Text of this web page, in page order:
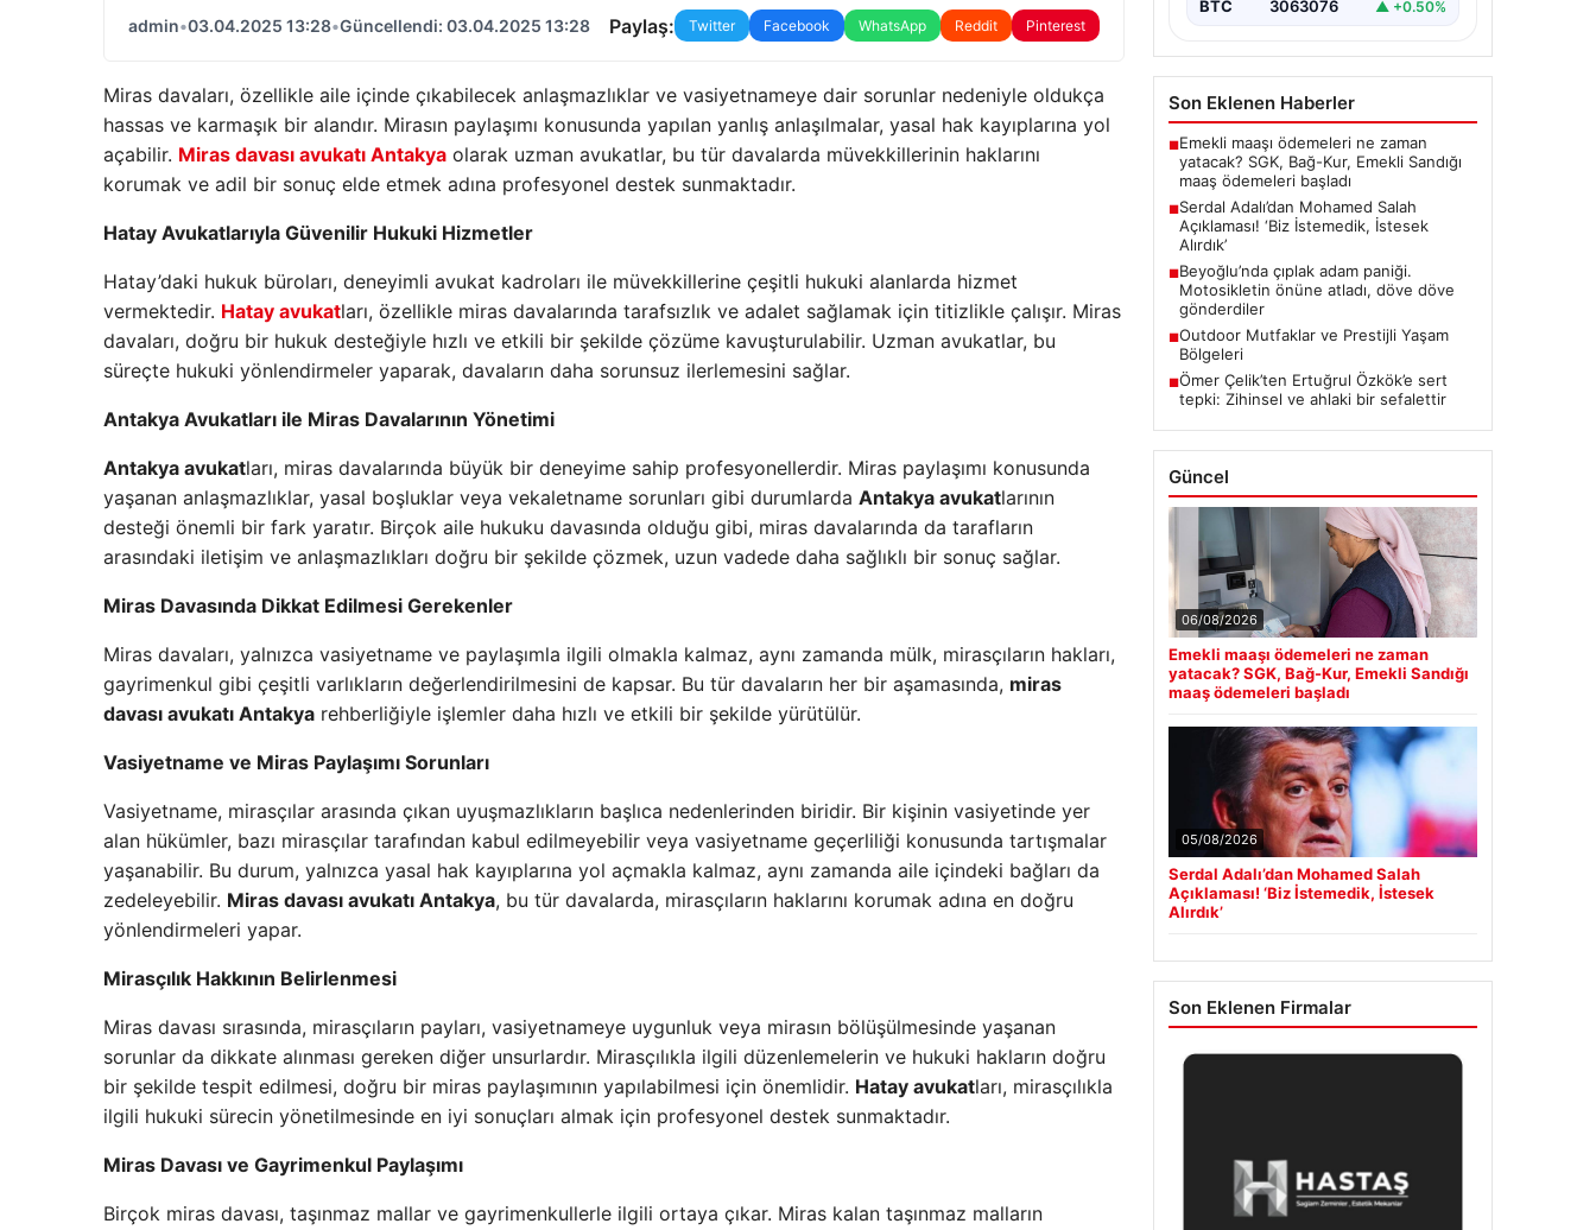
admin•03.04.2025 13:28•Güncellendi: 03.04.2025 13:28 Paylaş: Twitter Facebook WhatsApp Reddit Pinterest
Miras davaları, özellikle aile içinde çıkabilecek anlaşmazlıklar ve vasiyetnameye dair sorunlar nedeniyle oldukça
hassas ve karmaşık bir alandır. Mirasın paylaşımı konusunda yapılan yanlış anlaşılmalar, yasal hak kayıplarına yol
açabilir. Miras davası avukatı Antakya olarak uzman avukatlar, bu tür davalarda müvekkillerinin haklarını
korumak ve adil bir sonuç elde etmek adına profesyonel destek sunmaktadır.
Hatay Avukatlarıyla Güvenilir Hukuki Hizmetler
Hatay’daki hukuk büroları, deneyimli avukat kadroları ile müvekkillerine çeşitli hukuki alanlarda hizmet
vermektedir. Hatay avukatları, özellikle miras davalarında tarafsızlık ve adalet sağlamak için titizlikle çalışır. Miras
davaları, doğru bir hukuk desteğiyle hızlı ve etkili bir şekilde çözüme kavuşturulabilir. Uzman avukatlar, bu
süreçte hukuki yönlendirmeler yaparak, davaların daha sorunsuz ilerlemesini sağlar.
Antakya Avukatları ile Miras Davalarının Yönetimi
Antakya avukatları, miras davalarında büyük bir deneyime sahip profesyonellerdir. Miras paylaşımı konusunda
yaşanan anlaşmazlıklar, yasal boşluklar veya vekaletname sorunları gibi durumlarda Antakya avukatlarının
desteği önemli bir fark yaratır. Birçok aile hukuku davasında olduğu gibi, miras davalarında da tarafların
arasındaki iletişim ve anlaşmazlıkları doğru bir şekilde çözmek, uzun vadede daha sağlıklı bir sonuç sağlar.
Miras Davasında Dikkat Edilmesi Gerekenler
Miras davaları, yalnızca vasiyetname ve paylaşımla ilgili olmakla kalmaz, aynı zamanda mülk, mirasçıların hakları,
gayrimenkul gibi çeşitli varlıkların değerlendirilmesini de kapsar. Bu tür davaların her bir aşamasında, miras
davası avukatı Antakya rehberliğiyle işlemler daha hızlı ve etkili bir şekilde yürütülür.
Vasiyetname ve Miras Paylaşımı Sorunları
Vasiyetname, mirasçılar arasında çıkan uyuşmazlıkların başlıca nedenlerinden biridir. Bir kişinin vasiyetinde yer
alan hükümler, bazı mirasçılar tarafından kabul edilmeyebilir veya vasiyetname geçerliliği konusunda tartışmalar
yaşanabilir. Bu durum, yalnızca yasal hak kayıplarına yol açmakla kalmaz, aynı zamanda aile içindeki bağları da
zedeleyebilir. Miras davası avukatı Antakya, bu tür davalarda, mirasçıların haklarını korumak adına en doğru
yönlendirmeleri yapar.
Mirasçılık Hakkının Belirlenmesi
Miras davası sırasında, mirasçıların payları, vasiyetnameye uygunluk veya mirasın bölüşülmesinde yaşanan
sorunlar da dikkate alınması gereken diğer unsurlardır. Mirasçılıkla ilgili düzenlemelerin ve hukuki hakların doğru
bir şekilde tespit edilmesi, doğru bir miras paylaşımının yapılabilmesi için önemlidir. Hatay avukatları, mirasçılıkla
ilgili hukuki sürecin yönetilmesinde en iyi sonuçları almak için profesyonel destek sunmaktadır.
Miras Davası ve Gayrimenkul Paylaşımı
Birçok miras davası, taşınmaz mallar ve gayrimenkullerle ilgili ortaya çıkar. Miras kalan taşınmaz malların
BTC 3063076 ▲ +0.50%
Son Eklenen Haberler
■Emekli maaşı ödemeleri ne zaman
yatacak? SGK, Bağ-Kur, Emekli Sandığı
maaş ödemeleri başladı
■Serdal Adalı’dan Mohamed Salah
Açıklaması! ‘Biz İstemedik, İstesek
Alırdık’
■Beyoğlu’nda çıplak adam paniği.
Motosikletin önüne atladı, döve döve
gönderdiler
■Outdoor Mutfaklar ve Prestijli Yaşam
Bölgeleri
■Ömer Çelik’ten Ertuğrul Özkök’e sert
tepki: Zihinsel ve ahlaki bir sefalettir
Güncel
06/08/2026
Emekli maaşı ödemeleri ne zaman
yatacak? SGK, Bağ-Kur, Emekli Sandığı
maaş ödemeleri başladı
05/08/2026
Serdal Adalı’dan Mohamed Salah
Açıklaması! ‘Biz İstemedik, İstesek
Alırdık’
Son Eklenen Firmalar